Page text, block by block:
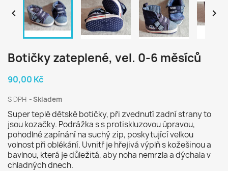
 
Botičky zateplené, vel. 0-6 měsíců
90,00 Kč
S DPH Skladem
Super teplé dětské botičky, při zvednutí zadní strany to
jsou kozačky. Podrážka ss protiskluzovou úpravou,
pohodlné zapínání na suchý zip, poskytující velkou
volnost při oblékání. Uvnitř je hřejivá výplň s kožešinou a
bavlnou, která je důležitá, aby noha nemrzla a dýchala v
chladných dnech.